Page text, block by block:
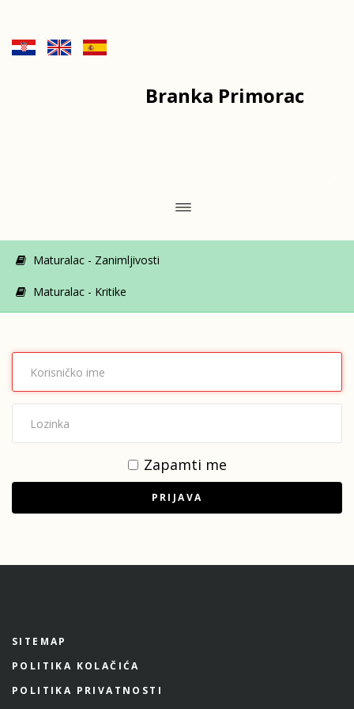
Branka Primorac
Maturalac - Zanimljivosti
Maturalac - Kritike
Zapamti me
PRIJAVA
SITEMAP
POLITIKA KOLAČIĆA
POLITIKA PRIVATNOSTI